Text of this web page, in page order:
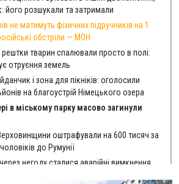
його розшукали та затримали
не матимуть фізичних підручників на 1
обстріли — МОН
тварин спалювали просто в полі:
отруєння земель
і зона для пікніків: оголосили
на благоустрій Німецького озера
в міському парку масово загинули
оштрафували на 600 тисяч за
до Румунії
негоду сталися аварійні вимкнення